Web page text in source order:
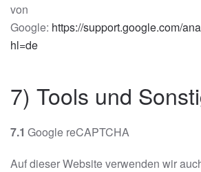
von
Google: https://support.google.com/
hl=de
7) Tools und
7.1 Google reCAPTCHA
Auf dieser Website verwenden wir